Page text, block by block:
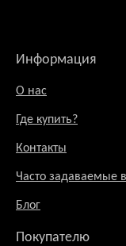
Информация
О нас
Где купить?
Контакты
Часто задаваемые
Блог
Покупателю